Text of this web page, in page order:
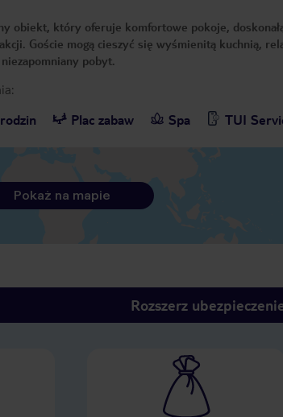
obiekt, który oferuje komfortowe pokoje, doskonałą
Goście mogą cieszyć się wyśmienitą kuchnią,
pobyt.
Plac zabaw Spa TUI
Pokaż na mapie
Rozszerz